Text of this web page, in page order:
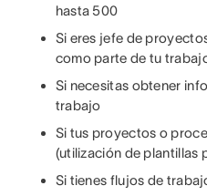
hasta 500
Si eres jefe de
como parte de tu
Si necesitas obtener
trabajo
Si tus proyectos o
(utilización de plantillas
Si tienes flujos de